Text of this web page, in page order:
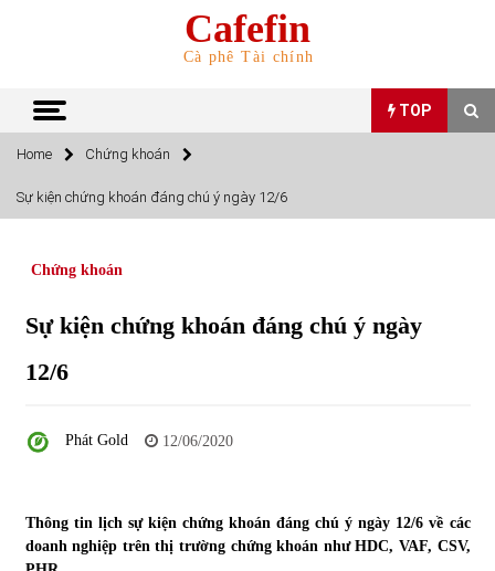
Cafefin
Cà phê Tài chính
TOP
TOP
Top 10 mặt hàng Việt Nam nhập khẩu nhiều nhất tháng
Top 10 mặt hàng Việt Nam xuất khẩu nhiều nhất tháng
Tự doanh ngày 3.6.2022: CTCK mua ròng 28,7 tỷ đồng
Home Chứng khoán
Sự kiện chứng khoán đáng chú ý ngày 12/6
Chứng khoán
Sự kiện chứng khoán đáng chú ý ngày
12/6
Phát Gold 12/06/2020
Thông tin lịch sự kiện chứng khoán đáng chú ý ngày 12/6 về các
doanh nghiệp trên thị trường chứng khoán như HDC, VAF, CSV,